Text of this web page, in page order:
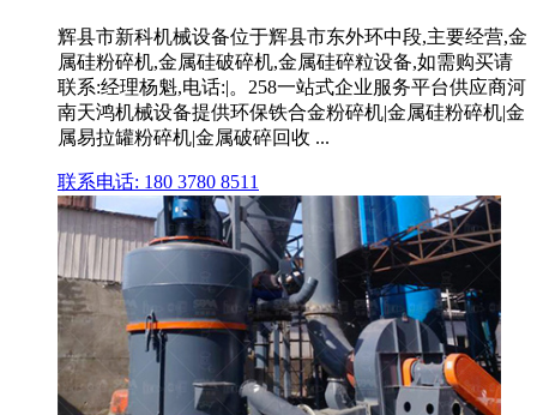
辉县市新科机械设备位于辉县市东外环中段,主要经营,金
属硅粉碎机,金属硅破碎机,金属硅碎粒设备,如需购买请
联系:经理杨魁,电话:|。258一站式企业服务平台供应商河
南天鸿机械设备提供环保铁合金粉碎机|金属硅粉碎机|金
属易拉罐粉碎机|金属破碎回收 ...
联系电话: 180 3780 8511